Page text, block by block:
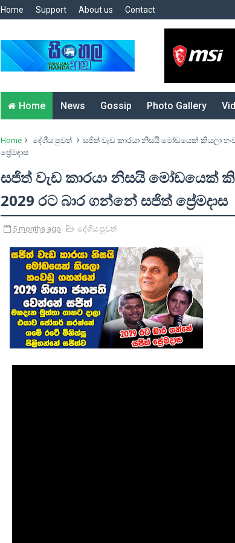
Home Support About us Contact
Home News Gossip Photo Gallery
Home දේශීය පුවත්
සජිත් වැඩ කාරයා නිසයි මෝඩයෙක් කියලා
ප්‍රේමදාස
සජිත් වැඩ කාරයා නිසයි මෝඩයෙක්
2029 රට බාර ගන්නේ සජිත් ප්‍රේමදාස
5 months ago දේශීය පුවත්